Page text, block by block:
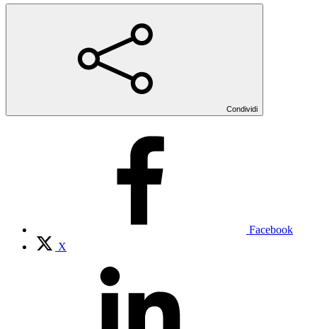
Condividi
Facebook
X